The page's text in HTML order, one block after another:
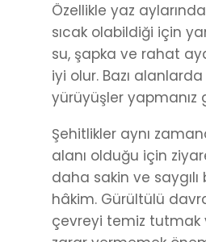
Özellikle yaz
sıcak olabildiği için
su, şapka ve rahat
iyi olur. Bazı
yürüyüşler yapmanız
Şehitlikler aynı
alanı olduğu için
daha sakin ve
hâkim. Gürültülü
çevreyi temiz tutmak